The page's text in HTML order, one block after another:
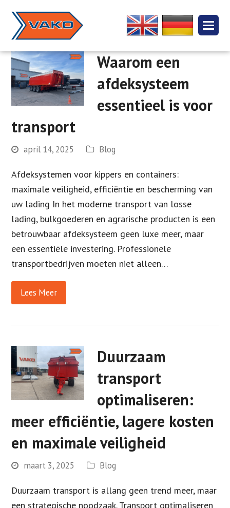
Waarom een
afdeksysteem
essentieel is voor
transport
april 14, 2025 Blog
Afdeksystemen voor kippers en containers:
maximale veiligheid, efficiëntie en bescherming van
uw lading In het moderne transport van losse
lading, bulkgoederen en agrarische producten is een
betrouwbaar afdeksysteem geen luxe meer, maar
een essentiële investering. Professionele
transportbedrijven moeten niet alleen…
Lees Meer
Duurzaam
transport
optimaliseren:
meer efficiëntie, lagere kosten
en maximale veiligheid
maart 3, 2025 Blog
Duurzaam transport is allang geen trend meer, maar
een strategische noodzaak. Transport optimaliseren